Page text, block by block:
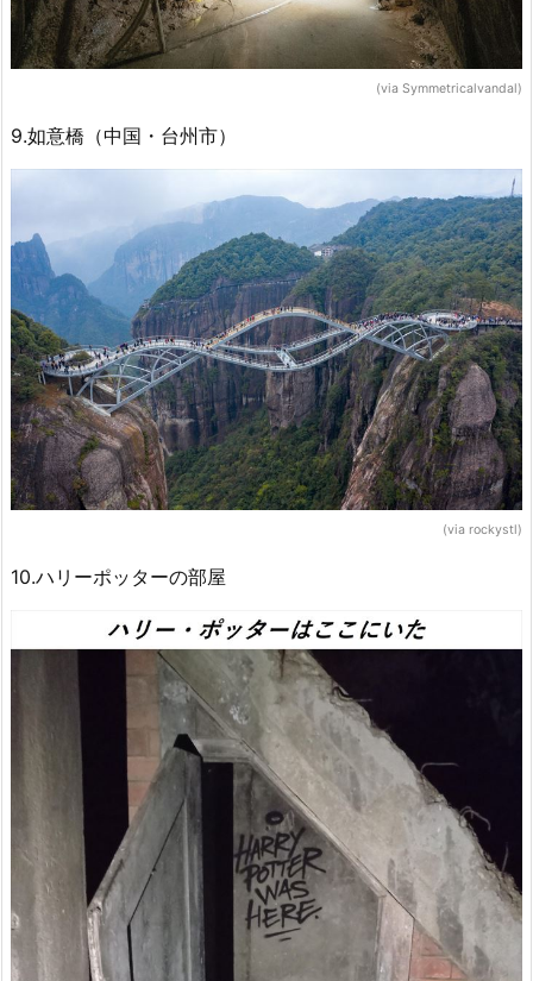
(via Symmetricalvandal)
9.如意橋（中国・台州市）
(via rockystl)
10.ハリーポッターの部屋